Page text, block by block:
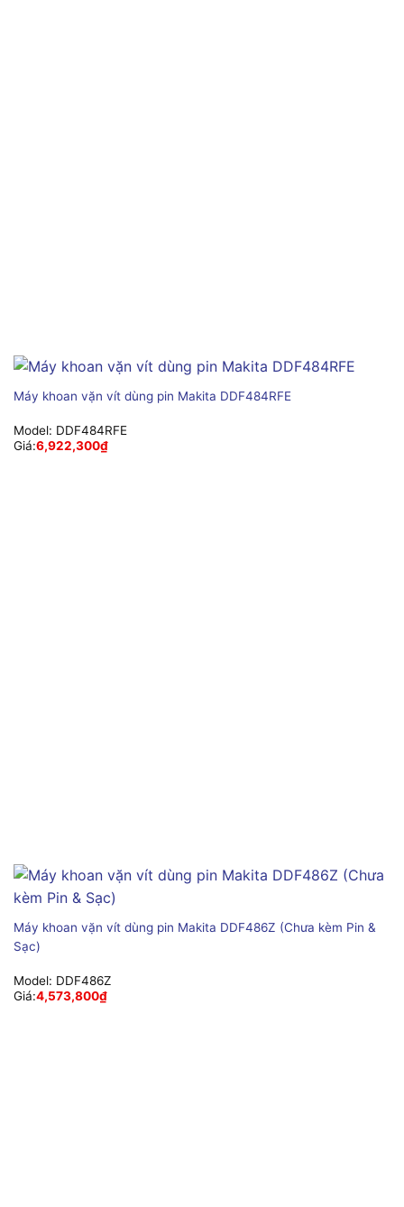
Máy khoan vặn vít dùng pin Makita DDF484RFE
Model: DDF484RFE
Giá:6,922,300₫
Máy khoan vặn vít dùng pin Makita DDF486Z (Chưa kèm Pin &
Sạc)
Model: DDF486Z
Giá:4,573,800₫